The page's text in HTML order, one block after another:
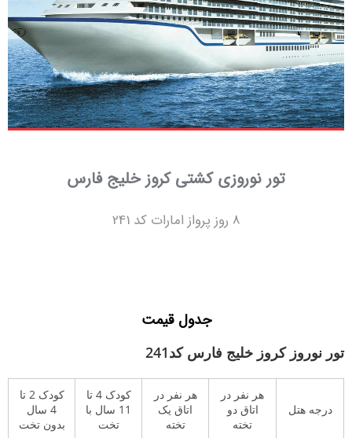
تور نوروزی کشتی کروز خلیج فارس
8 روز پرواز امارات کد 241
جدول قیمت
تور نوروز کروز خلیج فارس کد241
درجه هتل
هر نفر در
اتاق دو
تخته
هر نفر در
اتاق یک
تخته
کودک 4 تا
11 سال با
تخت
کودک 2 تا
4 سال
بدون تخت